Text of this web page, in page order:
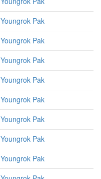
Youngrok Pak
Youngrok Pak
Youngrok Pak
Youngrok Pak
Youngrok Pak
Youngrok Pak
Youngrok Pak
Youngrok Pak